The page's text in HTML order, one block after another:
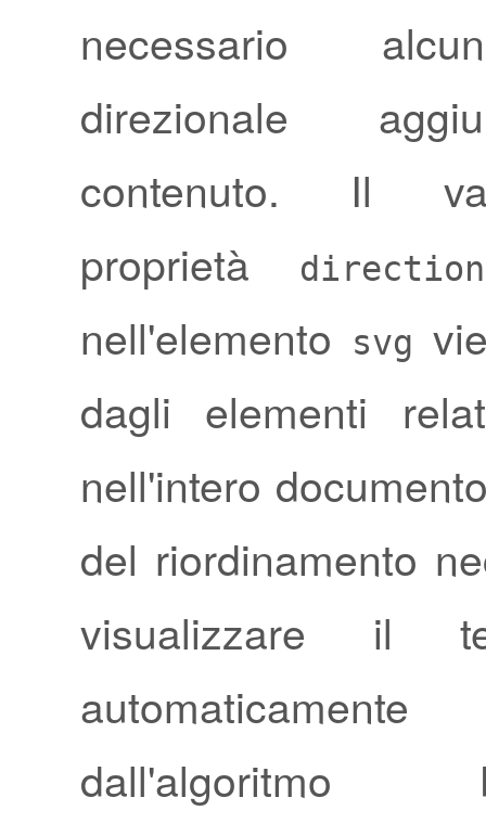
necessario
direzionale
contenuto. Il
proprietà
direction
nell'elemento
svg
dagli elementi
nell'intero
del riordinamento
visualizzare il
dall'algoritmo